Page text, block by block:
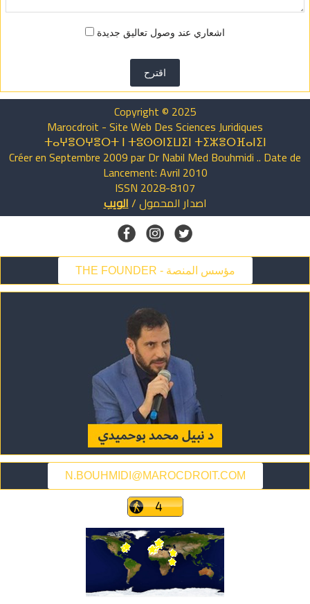
اشعاري عند وصول تعاليق جديدة
اقترح
Copyright © 2025
Marocdroit - Site Web Des Sciences Juridiques
ⵜⴰⵖⴻⵔⵖⴻⵔⵜ ⵏ ⵜⵓⵙⵙⵏⵉⵡⵉⵏ ⵜⵉⵣⴻⵔⴼⴰⵏⵉⵏ
Créer en Septembre 2009 par Dr Nabil Med Bouhmidi .. Date de
Lancement: Avril 2010
ISSN 2028-8107
اصدار المحمول/الويب
THE FOUNDER - مؤسس المنصة
N.BOUHMIDI@MAROCDROIT.COM